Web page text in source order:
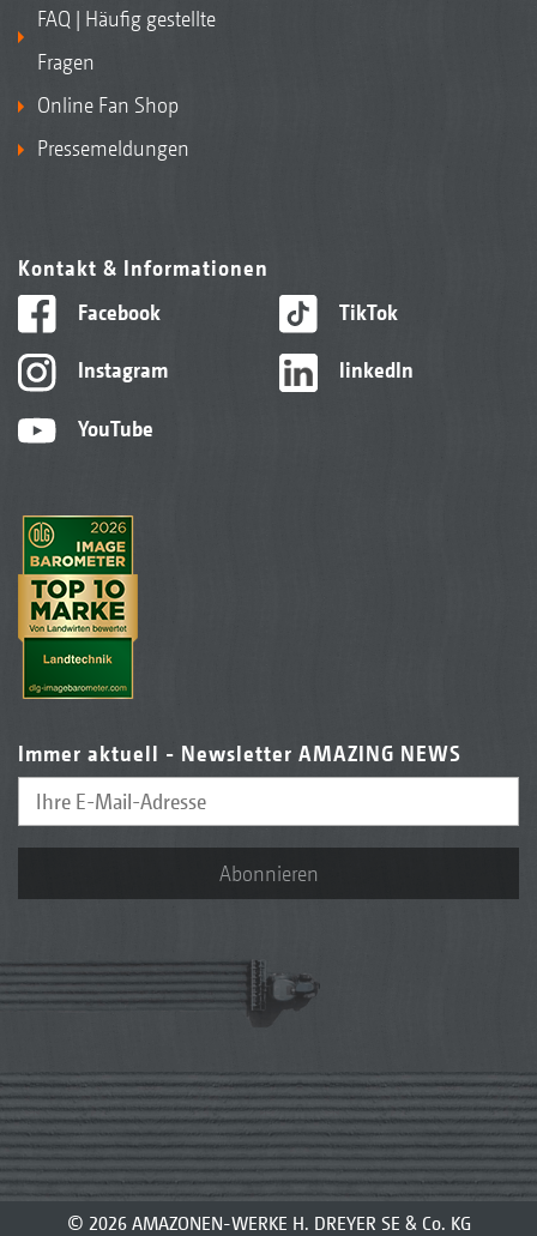
FAQ | Häufig gestellte
Fragen
Online Fan Shop
Pressemeldungen
Kontakt & Informationen
Facebook
Instagram
YouTube
TikTok
linkedIn
Immer aktuell - Newsletter AMAZING NEWS
Abonnieren
© 2026 AMAZONEN-WERKE H. DREYER SE & Co. KG